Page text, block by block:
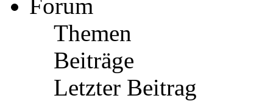
Forum
Themen
Beiträge
Letzter Beitrag